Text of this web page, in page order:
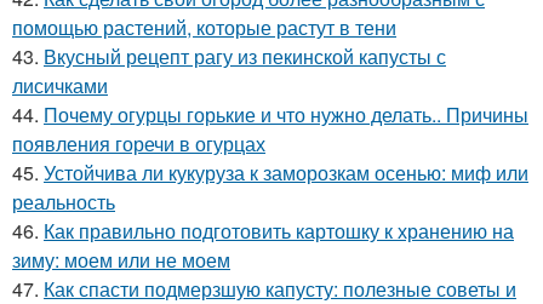
помощью растений, которые растут в тени
43. Вкусный рецепт рагу из пекинской капусты с
лисичками
44. Почему огурцы горькие и что нужно делать.. Причины
появления горечи в огурцах
45. Устойчива ли кукуруза к заморозкам осенью: миф или
реальность
46. Как правильно подготовить картошку к хранению на
зиму: моем или не моем
47. Как спасти подмерзшую капусту: полезные советы и